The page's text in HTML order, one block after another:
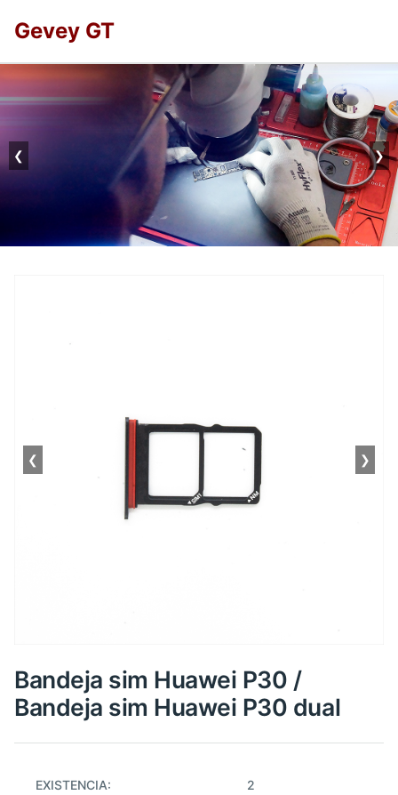
Gevey GT
❮ ❯
❮ ❯
Bandeja sim Huawei P30 /
Bandeja sim Huawei P30 dual
EXISTENCIA: 2